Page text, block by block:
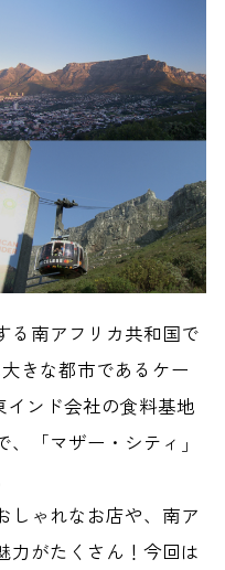
る南アフリカ共和国で
きな都市であるケー
インド会社の食料基地
「マザー・シティ」
しゃれなお店や、南ア
力がたくさん！今回は